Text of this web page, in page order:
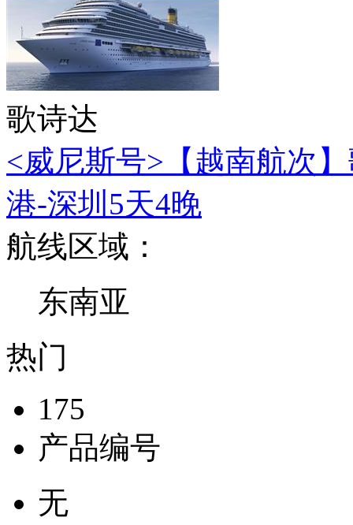
歌诗达
<威尼斯号>【越南航次
港-深圳5天4晚
航线区域：
东南亚
热门
175
产品编号
无